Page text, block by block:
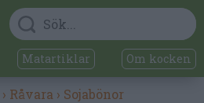
Matartiklar Om kocken
› Råvara › Sojabönor